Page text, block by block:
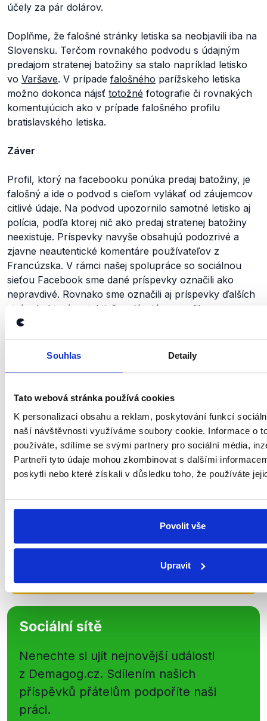
Souhlas Detaily
Tato webová stránka používá cookies
K personalizaci obsahu a reklam, poskytování funkcí
naší návštěvnosti využíváme soubory cookie. Informace o
používáte, sdílíme se svými partnery pro sociální média,
Partneři tyto údaje mohou zkombinovat s dalšími
poskytli nebo které získali v důsledku toho, že používáte
Povolit vše
Upravit
účely za pár dolárov.
Doplňme, že falošné stránky letiska sa neobjavili iba na
Slovensku. Terčom rovnakého podvodu s údajným
predajom stratenej batožiny sa stalo napríklad letisko
vo Varšave. V prípade falošného parížskeho letiska
možno dokonca nájsť totožné fotografie či rovnakých
komentujúcich ako v prípade falošného profilu
bratislavského letiska.
Záver
Profil, ktorý na facebooku ponúka predaj batožiny, je
falošný a ide o podvod s cieľom vylákať od záujemcov
citlivé údaje. Na podvod upozornilo samotné letisko aj
polícia, podľa ktorej nič ako predaj stratenej batožiny
neexistuje. Príspevky navyše obsahujú podozrivé a
zjavne neautentické komentáre používateľov z
Francúzska. V rámci našej spolupráce so sociálnou
sieťou Facebook sme dané príspevky označili ako
nepravdivé. Rovnako sme označili aj príspevky ďalších
stránok
, ktoré sa taktiež vydávajú za profil
bratislavského letiska a podvodne ponúkajú „stratené“
batožiny.
Zůstaňme v kontaktu
Přihlaste se k odběru našeho
newsletteru nebowhatsappového
kanálu, kde pravidelně přinášíme
shrnutí nejzajímavějších článků a analýz.
přehled o tom, jaké dezinformace a
nepravdy se zrovna v Česku šíří.
WhatsApp
Sociální sítě
Nenechte si ujít nejnovější události
z Demagog.cz. Sdílením našich
příspěvků přátelům podpoříte naši
práci.